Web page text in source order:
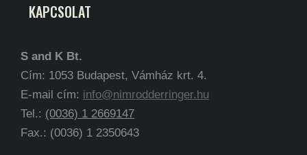
KAPCSOLAT
S and K Bt.
Cím: 1053 Budapest, Vámház krt. 4.
E-mail cím: info@nimrodderringer.hu
Tel.: (0036) 1 2669147
Fax.: (0036) 1 2350643